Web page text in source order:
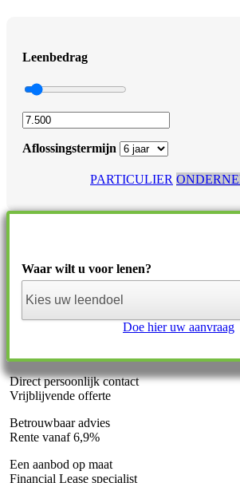
Leenbedrag
Aflossingstermijn
PARTICULIER
Waar wilt u voor lenen?
Doe hier uw aanvraag
Direct persoonlijk contact
Vrijblijvende offerte
Betrouwbaar advies
Rente vanaf 6,9%
Een aanbod op maat
Financial Lease specialist